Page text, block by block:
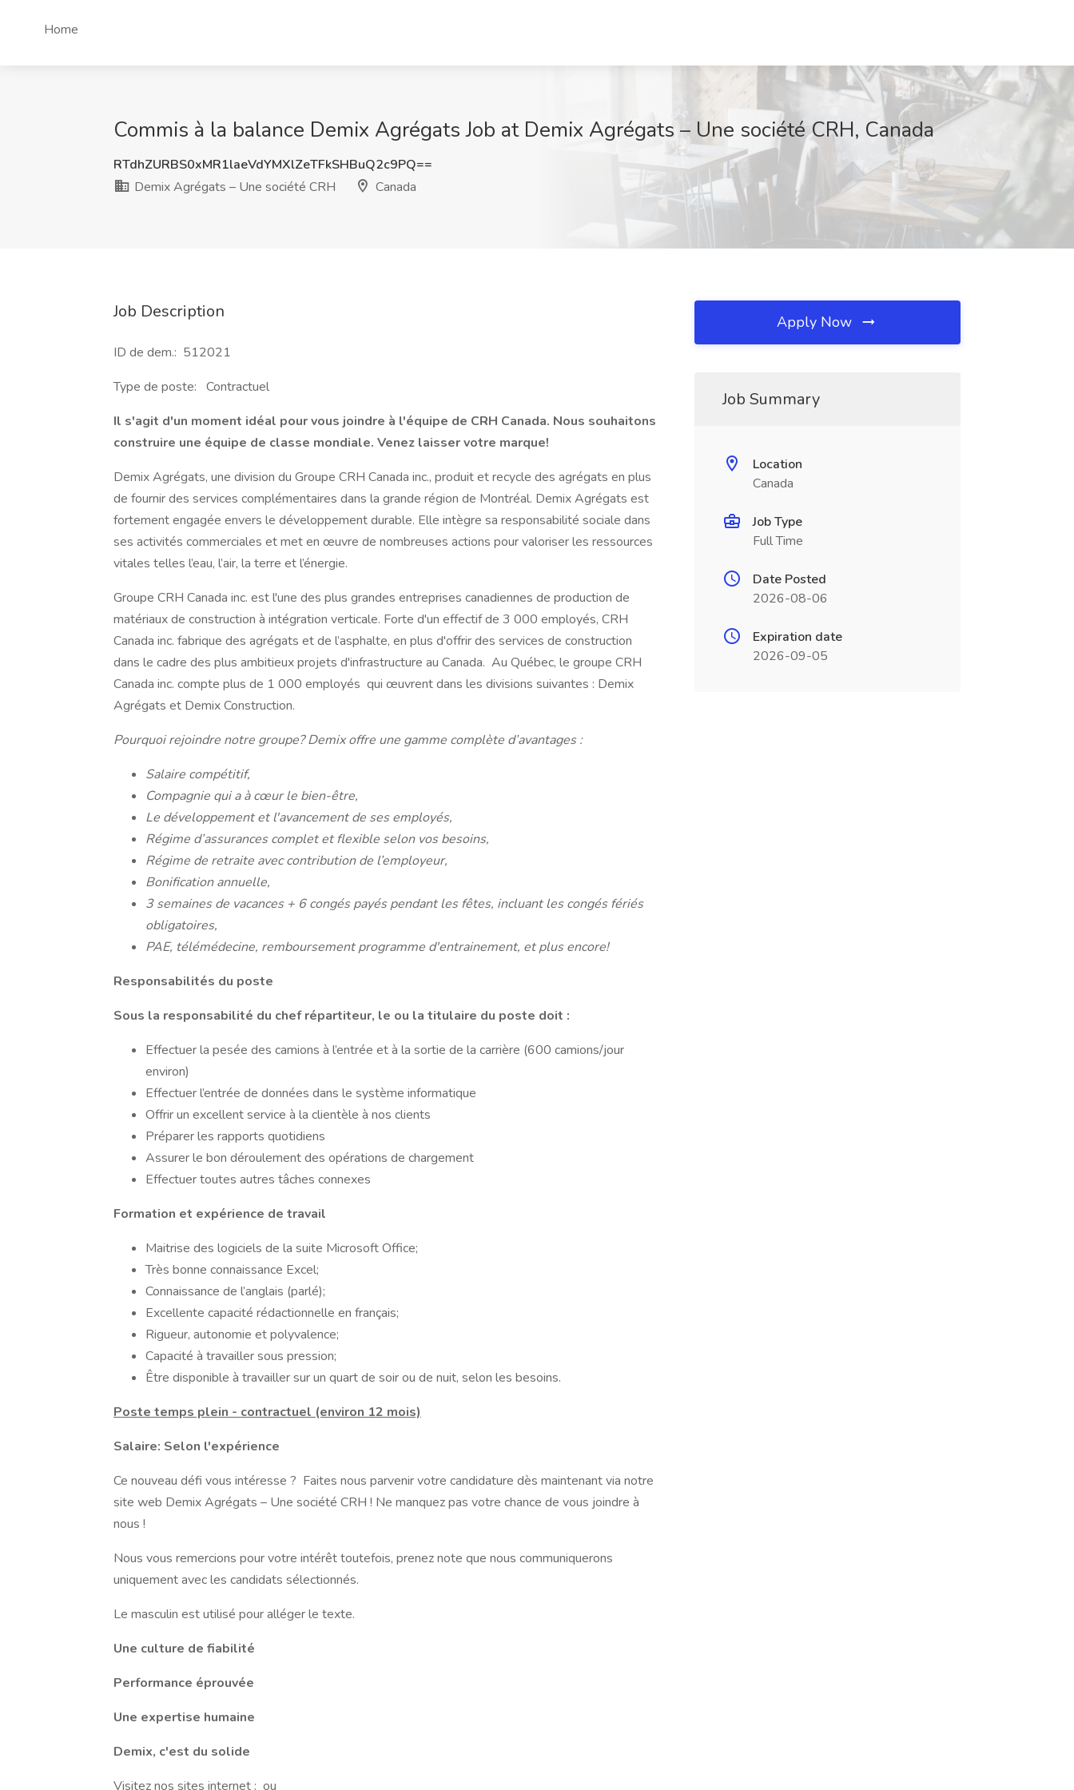
Home
Commis à la balance Demix Agrégats Job at Demix Agrégats – Une société CRH, Canada
RTdhZURBS0xMR1laeVdYMXlZeTFkSHBuQ2c9PQ==
Demix Agrégats – Une société CRH
Canada
Job Description
ID de dem.: 512021
Type de poste: Contractuel
Il s'agit d'un moment idéal pour vous joindre à l'équipe de CRH Canada. Nous souhaitons
construire une équipe de classe mondiale. Venez laisser votre marque!​
Demix Agrégats, une division du Groupe CRH Canada inc., produit et recycle des agrégats en plus
de fournir des services complémentaires dans la grande région de Montréal. Demix Agrégats est
fortement engagée envers le développement durable. Elle intègre sa responsabilité sociale dans
ses activités commerciales et met en œuvre de nombreuses actions pour valoriser les ressources
vitales telles l’eau, l’air, la terre et l’énergie.
Groupe CRH Canada inc. est l'une des plus grandes entreprises canadiennes de production de
matériaux de construction à intégration verticale. Forte d'un effectif de 3 000 employés, CRH
Canada inc. fabrique des agrégats et de l’asphalte, en plus d'offrir des services de construction
dans le cadre des plus ambitieux projets d'infrastructure au Canada. Au Québec, le groupe CRH
Canada inc. compte plus de 1 000 employés qui œuvrent dans les divisions suivantes : Demix
Agrégats et Demix Construction.
Pourquoi rejoindre notre groupe? Demix offre une gamme complète d’avantages :
Salaire compétitif,
Compagnie qui a à cœur le bien-être,
Le développement et l'avancement de ses employés,
Régime d’assurances complet et flexible selon vos besoins,
Régime de retraite avec contribution de l’employeur,
Bonification annuelle,
3 semaines de vacances + 6 congés payés pendant les fêtes, incluant les congés fériés
obligatoires,
PAE, télémédecine, remboursement programme d'entrainement, et plus encore!
Responsabilités du poste
Sous la responsabilité du chef répartiteur, le ou la titulaire du poste doit :
Effectuer la pesée des camions à l’entrée et à la sortie de la carrière (600 camions/jour
environ)
Effectuer l’entrée de données dans le système informatique
Offrir un excellent service à la clientèle à nos clients
Préparer les rapports quotidiens
Assurer le bon déroulement des opérations de chargement
Effectuer toutes autres tâches connexes
Formation et expérience de travail
Maitrise des logiciels de la suite Microsoft Office;
Très bonne connaissance Excel;
Connaissance de l’anglais (parlé);
Excellente capacité rédactionnelle en français;
Rigueur, autonomie et polyvalence;
Capacité à travailler sous pression;
Être disponible à travailler sur un quart de soir ou de nuit, selon les besoins.
Poste temps plein - contractuel (environ 12 mois)
Salaire: Selon l'expérience
Ce nouveau défi vous intéresse ? Faites nous parvenir votre candidature dès maintenant via notre
site web Demix Agrégats – Une société CRH ! Ne manquez pas votre chance de vous joindre à
nous !
Nous vous remercions pour votre intérêt toutefois, prenez note que nous communiquerons
uniquement avec les candidats sélectionnés.
Le masculin est utilisé pour alléger le texte.
Une culture de fiabilité
Performance éprouvée
Une expertise humaine
Demix, c'est du solide
Visitez nos sites internet : ou
Apply Now
Job Summary
Location
Canada
Job Type
Full Time
Date Posted
2026-08-06
Expiration date
2026-09-05